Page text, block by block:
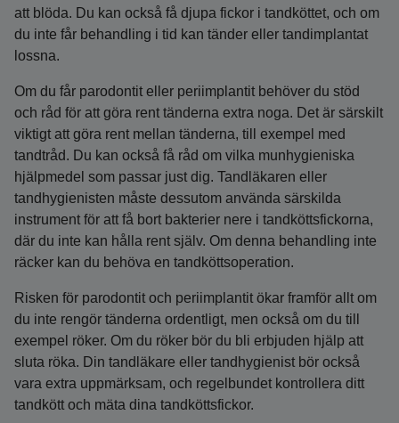
att blöda. Du kan också få djupa fickor i tandköttet, och om
du inte får behandling i tid kan tänder eller tandimplantat
lossna.
Om du får parodontit eller periimplantit behöver du stöd
och råd för att göra rent tänderna extra noga. Det är särskilt
viktigt att göra rent mellan tänderna, till exempel med
tandtråd. Du kan också få råd om vilka munhygieniska
hjälpmedel som passar just dig. Tandläkaren eller
tandhygienisten måste dessutom använda särskilda
instrument för att få bort bakterier nere i tandköttsfickorna,
där du inte kan hålla rent själv. Om denna behandling inte
räcker kan du behöva en tandköttsoperation.
Risken för parodontit och periimplantit ökar framför allt om
du inte rengör tänderna ordentligt, men också om du till
exempel röker. Om du röker bör du bli erbjuden hjälp att
sluta röka. Din tandläkare eller tandhygienist bör också
vara extra uppmärksam, och regelbundet kontrollera ditt
tandkött och mäta dina tandköttsfickor.